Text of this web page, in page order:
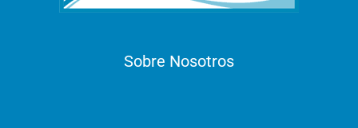
Sobre Nosotros